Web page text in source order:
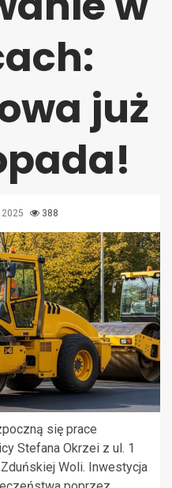
już
388
się prace
Stefana Okrzei z ul. 1
Woli. Inwestycja